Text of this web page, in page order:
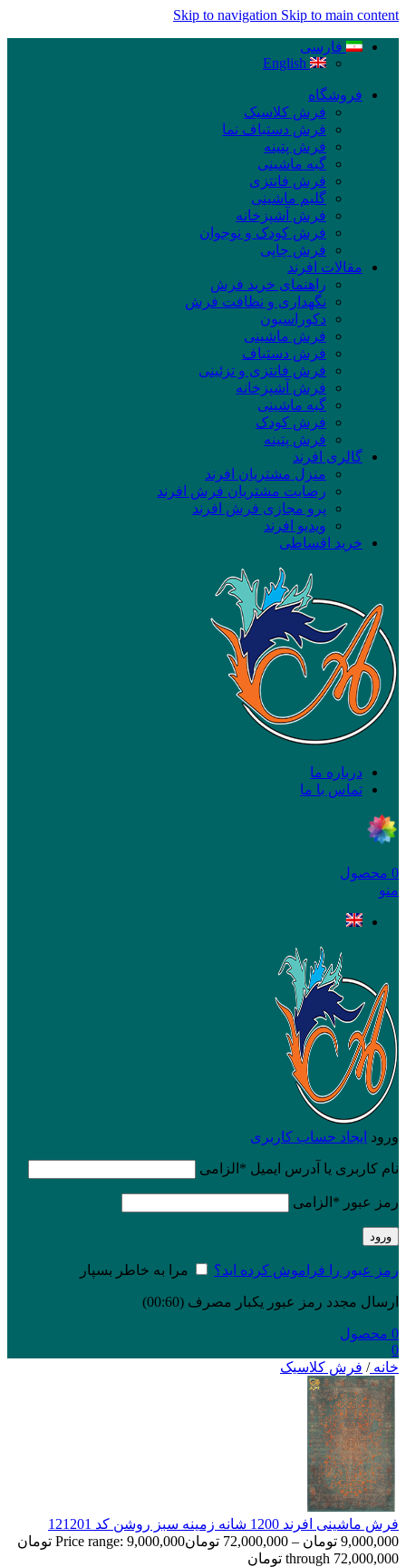
Skip to navigation Skip to main content
فارسی
English
فروشگاه
فرش کلاسیک
فرش دستباف نما
فرش پتینه
گبه ماشینی
فرش فانتزی
گلیم ماشینی
فرش آشپزخانه
فرش کودک و نوجوان
فرش چاپی
مقالات افرند
راهنمای خرید فرش
نگهداری و نظافت فرش
دکوراسیون
فرش ماشینی
فرش دستباف
فرش فانتزی و تزئینی
فرش آشپزخانه
گبه ماشینی
فرش کودک
فرش پتینه
گالری افرند
منزل مشتریان افرند
رضایت مشتریان فرش افرند
پرو مجازی فرش افرند
ویدیو افرند
خرید اقساطی
درباره ما
تماس با ما
0 محصول
منو
ورود ایجاد حساب کاربری
نام کاربری یا آدرس ایمیل * الزامی
رمز عبور * الزامی
ورود
رمز عبور را فراموش کرده اید؟ مرا به خاطر بسپار
ارسال مجدد رمز عبور یکبار مصرف (00:
60
)
0 محصول
0
خانه/ فرش کلاسیک
فرش ماشینی افرند 1200 شانه زمینه سبز روشن کد 121201
9,000,000 تومان –
72,000,000 تومان
Price range: 9,000,000 تومان
through 72,000,000 تومان